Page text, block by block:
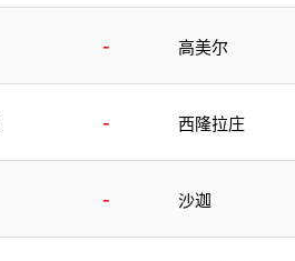
- 高美尔
- 西隆拉庄
- 沙迦